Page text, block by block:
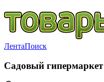
ЛентаПоиск
Садовый